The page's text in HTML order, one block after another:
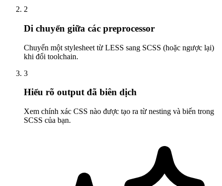
2
Di chuyển giữa các preprocessor
Chuyển một stylesheet từ LESS sang SCSS (hoặc ngược lại)
khi đổi toolchain.
3
Hiểu rõ output đã biên dịch
Xem chính xác CSS nào được tạo ra từ nesting và biến trong
SCSS của bạn.